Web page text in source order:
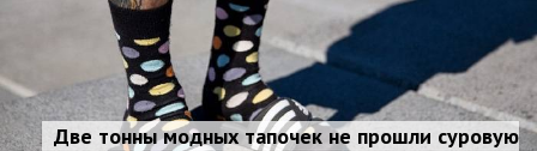
Две тонны модных тапочек не прошли суровую